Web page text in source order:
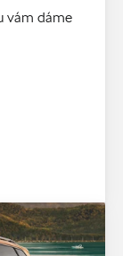
vám dáme